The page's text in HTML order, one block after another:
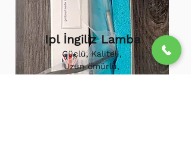
Ipl İngiliz Lamba
Güçlü, Kaliteli,
Uzun ömürlü,